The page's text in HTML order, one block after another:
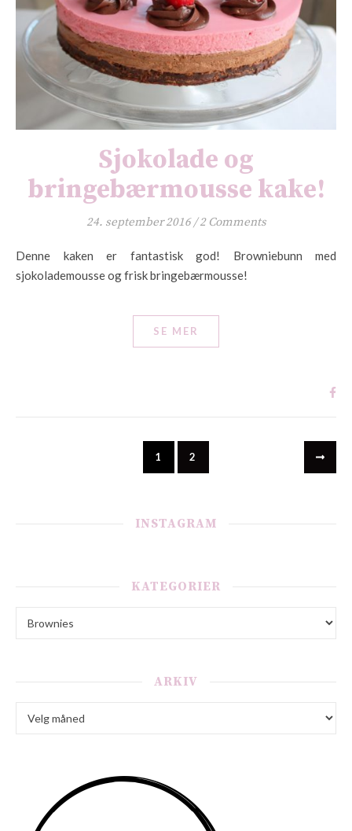
Sjokolade og
bringebærmousse kake!
24. september 2016 /2 Comments
Denne kaken er fantastisk god! Browniebunn med
sjokolademousse og frisk bringebærmousse!
SE MER
1 2
INSTAGRAM
KATEGORIER
ARKIV